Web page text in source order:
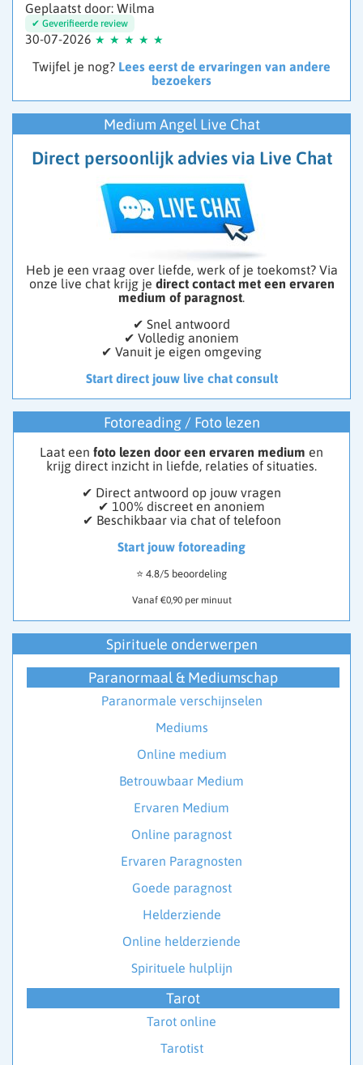
Geplaatst door: Wilma
30-07-2026
Twijfel je nog? Lees eerst de ervaringen van andere
bezoekers
Medium Angel Live Chat
Direct persoonlijk advies via Live Chat
Heb je een vraag over liefde, werk of je toekomst? Via
onze live chat krijg je direct contact met een ervaren
medium of paragnost.
✔ Snel antwoord
✔ Volledig anoniem
✔ Vanuit je eigen omgeving
Start direct jouw live chat consult
Fotoreading / Foto lezen
Laat een foto lezen door een ervaren medium en
krijg direct inzicht in liefde, relaties of situaties.
✔ Direct antwoord op jouw vragen
✔ 100% discreet en anoniem
✔ Beschikbaar via chat of telefoon
Start jouw fotoreading
⭐ 4.8/5 beoordeling
Vanaf €0,90 per minuut
Spirituele onderwerpen
Paranormaal & Mediumschap
Paranormale verschijnselen
Mediums
Online medium
Betrouwbaar Medium
Ervaren Medium
Online paragnost
Ervaren Paragnosten
Goede paragnost
Helderziende
Online helderziende
Spirituele hulplijn
Tarot
Tarot online
Tarotist